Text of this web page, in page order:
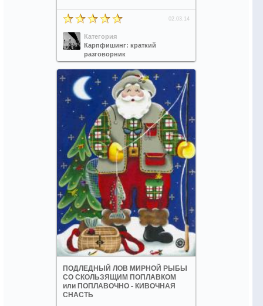
02.03.14
Категория
Карпфишинг: краткий
разговорник
ПОДЛЕДНЫЙ ЛОВ МИРНОЙ РЫБЫ
СО СКОЛЬЗЯЩИМ ПОПЛАВКОМ
или ПОПЛАВОЧНО - КИВОЧНАЯ
СНАСТЬ